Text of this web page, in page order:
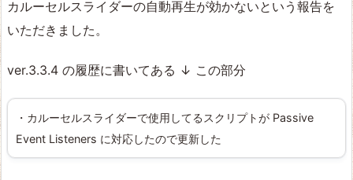
カルーセルスライダーの自動再生が効かないという報告を
いただきました。
ver.3.3.4 の履歴に書いてある ↓ この部分
・カルーセルスライダーで使用してるスクリプトが Passive
Event Listeners に対応したので更新した